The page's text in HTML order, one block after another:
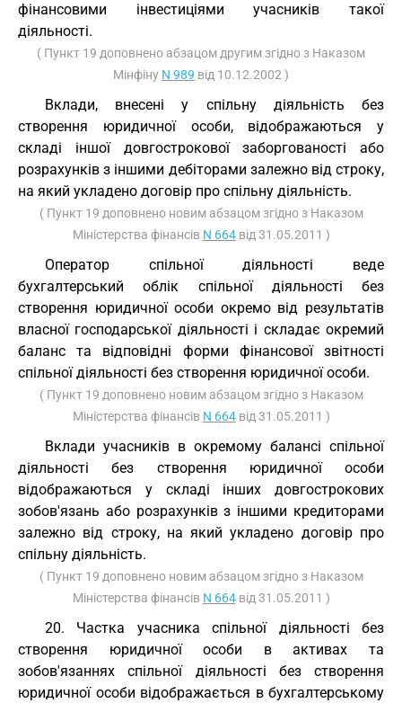
фінансовими інвестиціями учасників такої
діяльності.
( Пункт 19 доповнено абзацом другим згідно з Наказом
Мінфіну N 989 від 10.12.2002 )
Вклади, внесені у спільну діяльність без
створення юридичної особи, відображаються у
складі іншої довгострокової заборгованості або
розрахунків з іншими дебіторами залежно від строку,
на який укладено договір про спільну діяльність.
( Пункт 19 доповнено новим абзацом згідно з Наказом
Міністерства фінансів N 664від 31.05.2011 )
Оператор спільної діяльності веде
бухгалтерський облік спільної діяльності без
створення юридичної особи окремо від результатів
власної господарської діяльності і складає окремий
баланс та відповідні форми фінансової звітності
спільної діяльності без створення юридичної особи.
( Пункт 19 доповнено новим абзацом згідно з Наказом
Міністерства фінансів N 664від 31.05.2011 )
Вклади учасників в окремому балансі спільної
діяльності без створення юридичної особи
відображаються у складі інших довгострокових
зобов'язань або розрахунків з іншими кредиторами
залежно від строку, на який укладено договір про
спільну діяльність.
( Пункт 19 доповнено новим абзацом згідно з Наказом
Міністерства фінансів N 664від 31.05.2011 )
20. Частка учасника спільної діяльності без
створення юридичної особи в активах та
зобов'язаннях спільної діяльності без створення
юридичної особи відображається в бухгалтерському